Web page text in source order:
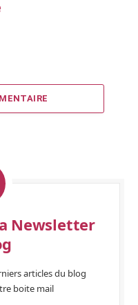
Newsletter
articles du blog
boite mail